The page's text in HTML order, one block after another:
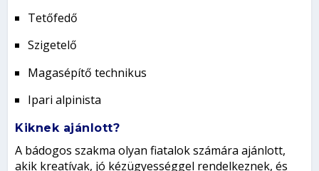
Tetőfedő
Szigetelő
Magasépítő technikus
Ipari alpinista
Kiknek ajánlott?
A bádogos szakma olyan fiatalok számára ajánlott,
akik kreatívak, jó kézügyességgel rendelkeznek, és